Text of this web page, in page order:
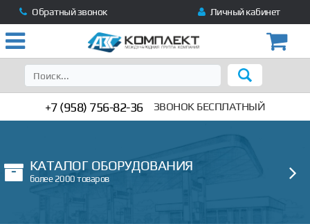
Обратный звонок Личный кабинет
+7 (958) 756-82-36 ЗВОНОК БЕСПЛАТНЫЙ
КАТАЛОГ ОБОРУДОВАНИЯ
более 2000 товаров